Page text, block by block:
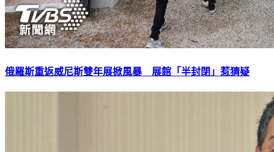
俄羅斯重返威尼斯雙年展掀風暴 展館「半封閉」惹猜疑